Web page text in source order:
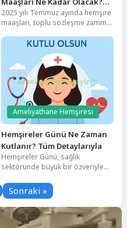
Güncel Zam Oranları ve
Beklentiler 💉💰
2025 yılı Temmuz ayında hemşire
maaşları, toplu sözleşme zammı
artış gösterecek....
Ameliyathane Hemşiresi
Hemşireler Günü Ne Zaman
Kutlanır? Tüm Detaylarıyla
Hemşireler Günü, sağlık
sektöründe büyük bir özveriyle
onurlandırmak ve emeklerini
takdir etmek...
Sonraki »